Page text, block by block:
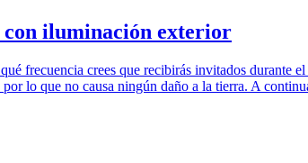
con iluminación exterior
frecuencia crees que recibirás invitados durante
lo que no causa ningún daño a la tierra. A